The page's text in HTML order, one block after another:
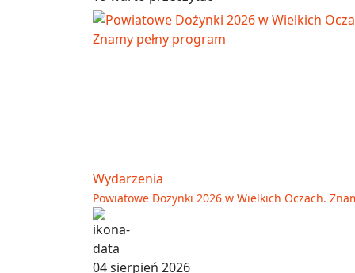
Wydarzenia
Powiatowe Dożynki 2026 w Wielkich Oczach.
04 sierpień 2026